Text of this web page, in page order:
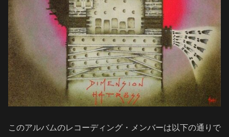
このアルバムのレコーディング・メンバーは以下の通りで